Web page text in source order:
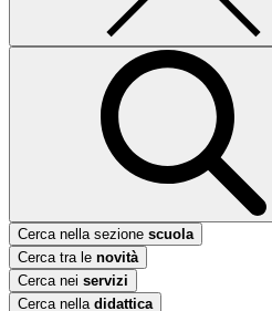
Cerca nella sezione scuola
Cerca tra le novità
Cerca nei servizi
Cerca nella didattica